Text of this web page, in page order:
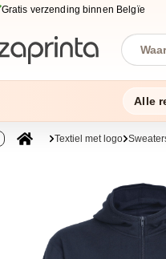
Gratis verzending binnen Belgïe
Alle
Textiel met logo